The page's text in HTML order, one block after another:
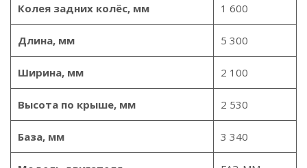
Колея задних колёс, мм 1 600
Длина, мм 5 300
Ширина, мм 2 100
Высота по крыше, мм 2 530
База, мм 3 340